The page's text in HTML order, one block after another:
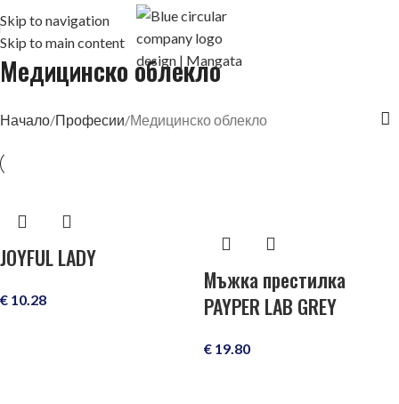
Skip to navigation
Skip to main content
Медицинско облекло
Начало Професии Медицинско облекло
JOYFUL LADY
€ 10.28
Mъжка престилка
PAYPER LAB GREY
€ 19.80